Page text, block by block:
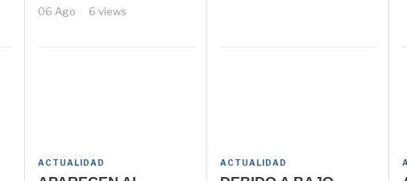
06 Ago 6 views
ACTUALIDAD ACTUALIDAD